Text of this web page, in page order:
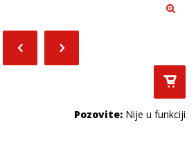
Pozovite: Nije u funkciji